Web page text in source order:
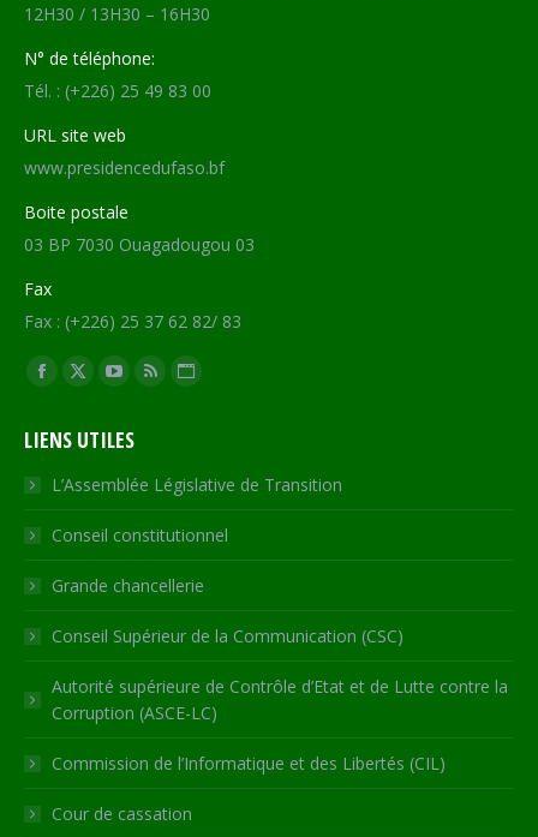
12H30 / 13H30 – 16H30
N° de téléphone:
Tél. : (+226) 25 49 83 00
URL site web
www.presidencedufaso.bf
Boite postale
03 BP 7030 Ouagadougou 03
Fax
Fax : (+226) 25 37 62 82/ 83
Trouvez nous sur :
Facebook
opens
in
new
window
X
opens
in
new
window
YouTube
opens
in
new
window
RSS
in
new
window
Site
opens
in
new
LIENS UTILES
L’Assemblée Législative de Transition
Conseil constitutionnel
Grande chancellerie
Conseil Supérieur de la Communication (CSC)
Autorité supérieure de Contrôle d’Etat et de Lutte contre la
Corruption (ASCE-LC)
Commission de l’Informatique et des Libertés (CIL)
Cour de cassation